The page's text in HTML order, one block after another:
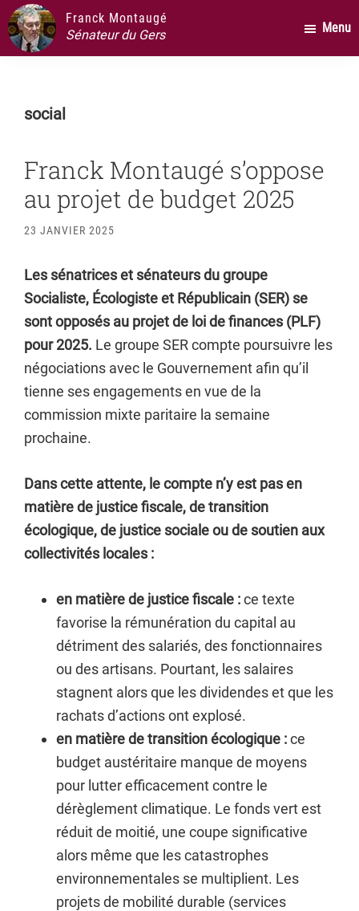
Passer
au
contenu
Passer
la
Passer
au
pied
Franck Montaugé
Sénateur du Gers
Menu
social
Franck Montaugé s’oppose
au projet de budget 2025
23 JANVIER 2025
Les sénatrices et sénateurs du groupe
Socialiste, Écologiste et Républicain (SER) se
sont opposés au projet de loi de finances (PLF)
pour 2025. Le groupe SER compte poursuivre les
négociations avec le Gouvernement afin qu’il
tienne ses engagements en vue de la
commission mixte paritaire la semaine
prochaine.
Dans cette attente, le compte n’y est pas en
matière de justice fiscale, de transition
écologique, de justice sociale ou de soutien aux
collectivités locales :
en matière de justice fiscale :ce texte
favorise la rémunération du capital au
détriment des salariés, des fonctionnaires
ou des artisans. Pourtant, les salaires
stagnent alors que les dividendes et que les
rachats d’actions ont explosé.
en matière de transition écologique :ce
budget austéritaire manque de moyens
pour lutter efficacement contre le
dérèglement climatique. Le fonds vert est
réduit de moitié, une coupe significative
alors même que les catastrophes
environnementales se multiplient. Les
projets de mobilité durable (services